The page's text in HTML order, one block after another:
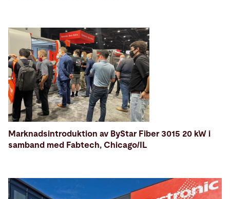
Marknadsintroduktion av ByStar Fiber 3015 20 kW i
samband med Fabtech, Chicago/IL